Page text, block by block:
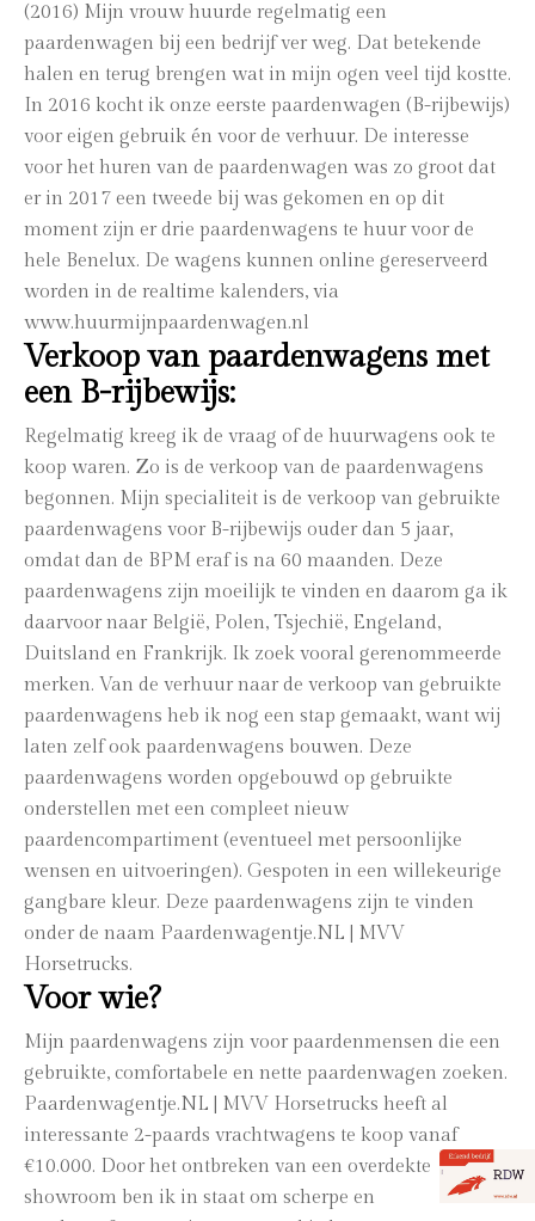
(2016) Mijn vrouw huurde regelmatig een
paardenwagen bij een bedrijf ver weg. Dat betekende
halen en terug brengen wat in mijn ogen veel tijd kostte.
In 2016 kocht ik onze eerste paardenwagen (B-rijbewijs)
voor eigen gebruik én voor de verhuur. De interesse
voor het huren van de paardenwagen was zo groot dat
er in 2017 een tweede bij was gekomen en op dit
moment zijn er drie paardenwagens te huur voor de
hele Benelux. De wagens kunnen online gereserveerd
worden in de realtime kalenders, via
www.huurmijnpaardenwagen.nl
Verkoop van paardenwagens met
een B-rijbewijs:
Regelmatig kreeg ik de vraag of de huurwagens ook te
koop waren. Zo is de verkoop van de paardenwagens
begonnen. Mijn specialiteit is de verkoop van gebruikte
paardenwagens voor B-rijbewijs ouder dan 5 jaar,
omdat dan de BPM eraf is na 60 maanden. Deze
paardenwagens zijn moeilijk te vinden en daarom ga ik
daarvoor naar België, Polen, Tsjechië, Engeland,
Duitsland en Frankrijk. Ik zoek vooral gerenommeerde
merken. Van de verhuur naar de verkoop van gebruikte
paardenwagens heb ik nog een stap gemaakt, want wij
laten zelf ook paardenwagens bouwen. Deze
paardenwagens worden opgebouwd op gebruikte
onderstellen met een compleet nieuw
paardencompartiment (eventueel met persoonlijke
wensen en uitvoeringen). Gespoten in een willekeurige
gangbare kleur. Deze paardenwagens zijn te vinden
onder de naam Paardenwagentje.NL | MVV
Horsetrucks.
Voor wie?
Mijn paardenwagens zijn voor paardenmensen die een
gebruikte, comfortabele en nette paardenwagen zoeken.
Paardenwagentje.NL | MVV Horsetrucks heeft al
interessante 2-paards vrachtwagens te koop vanaf
€10.000. Door het ontbreken van een overdekte
showroom ben ik in staat om scherpe en